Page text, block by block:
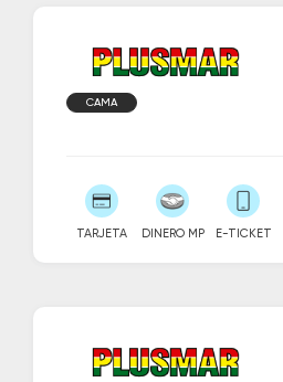
CAMA
TARJETA DINERO MP E-TICKET